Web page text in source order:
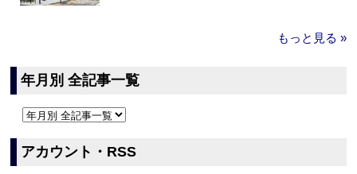
もっと見る »
年月別 全記事一覧
アカウント・RSS